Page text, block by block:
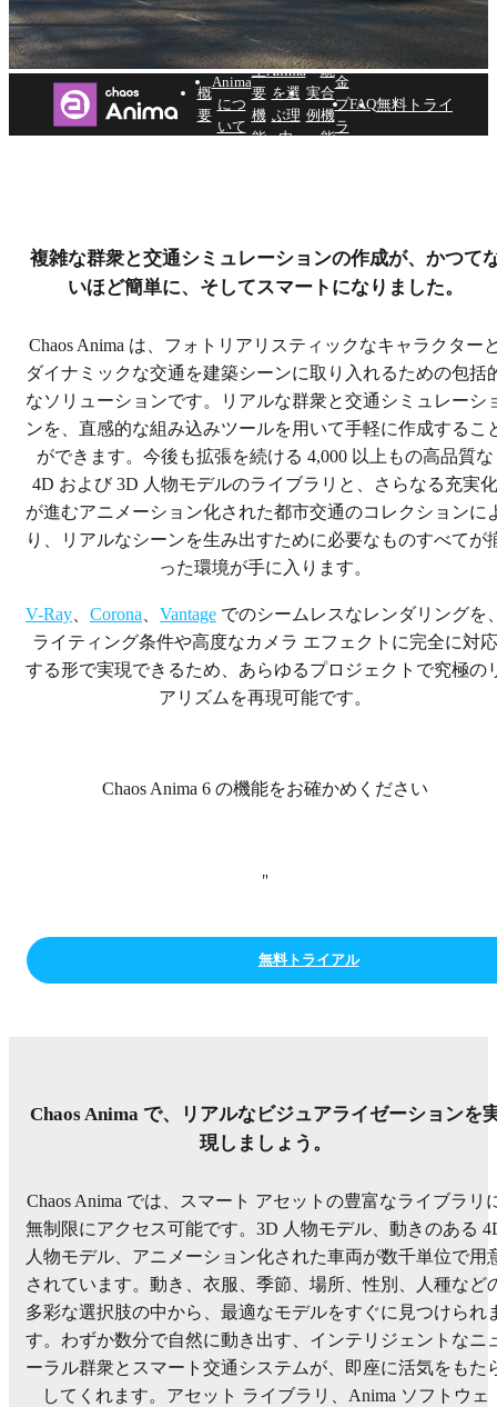
を踏み出しましょう。
レンダリング、アニメーション、群衆、交通シミュレ
デルと車両モデル。
無料トライアル
今すぐ購入する
概
要
Anima
につ
いて
主
要
機
能
Anima
を選
ぶ理
由
実
例
統
合
機
能
料
金
プ
ラ
FAQ無料トライアル
複雑な群衆と交通シミュレーションの作成が、かつて
いほど簡単に、そしてスマートになりました。
Chaos Anima は、フォトリアリスティックなキャラクター
ダイナミックな交通を建築シーンに取り入れるための包括
なソリューションです。リアルな群衆と交通シミュレーシ
ンを、直感的な組み込みツールを用いて手軽に作成するこ
ができます。今後も拡張を続ける 4,000 以上もの高品質な
4D および 3D 人物モデルのライブラリと、さらなる充実化
が進むアニメーション化された都市交通のコレクションに
り、リアルなシーンを生み出すために必要なものすべてが
った環境が手に入ります。
V-Ray Corona Vantage でのシームレスなレンダリングを
ライティング条件や高度なカメラ エフェクトに完全に対応
する形で実現できるため、あらゆるプロジェクトで究極の
アリズムを再現可能です。
Chaos Anima 6 の機能をお確かめください
"
無料トライアル
Chaos Anima で、リアルなビジュアライゼーションを
現しましょう。
Chaos Anima では、スマート アセットの豊富なライブラリ
無制限にアクセス可能です。3D 人物モデル、動きのある
人物モデル、アニメーション化された車両が数千単位で用
されています。動き、衣服、季節、場所、性別、人種など
多彩な選択肢の中から、最適なモデルをすぐに見つけられ
す。わずか数分で自然に動き出す、インテリジェントなニ
ーラル群衆とスマート交通システムが、即座に活気をもた
してくれます。アセット ライブラリ、Anima ソフトウェ